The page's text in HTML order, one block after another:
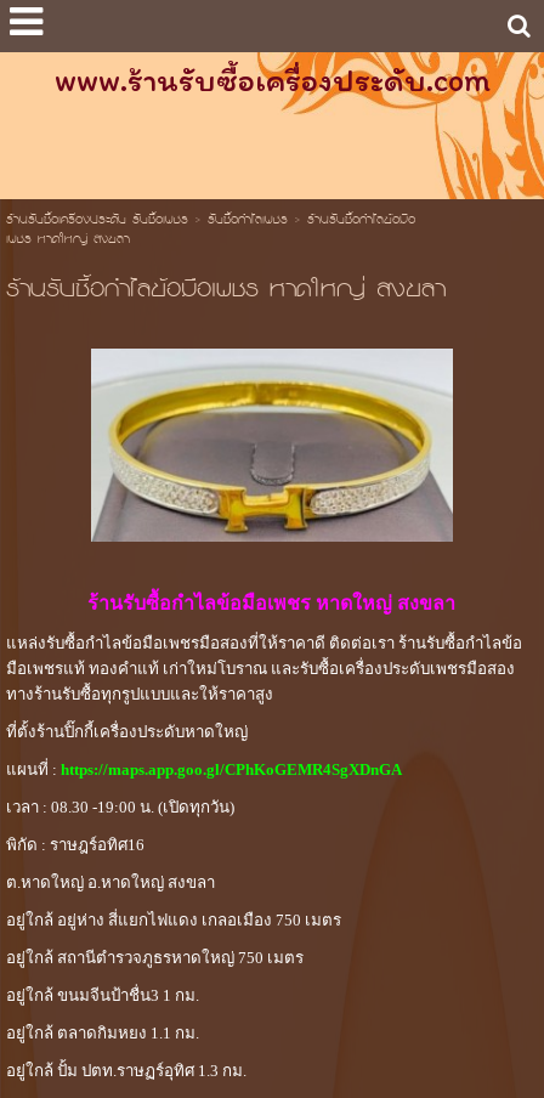
www.ร้านรับซื้อเครื่องประดับ.com
ร้านรับซื้อเครื่องประดับ รับซื้อเพชร> รับซื้อกำไลเพชร> ร้านรับซื้อกำไลข้อมือ
เพชร หาดใหญ่ สงขลา
ร้านรับซื้อกำไลข้อมือเพชร หาดใหญ่ สงขลา
ร้านรับซื้อกำไลข้อมือเพชร หาดใหญ่ สงขลา
แหล่งรับซื้อกำไลข้อมือเพชรมือสองที่ให้ราคาดี ติดต่อเรา ร้านรับซื้อกำไลข้อ
มือเพชรแท้ ทองคำแท้ เก่าใหม่โบราณ และรับซื้อเครื่องประดับเพชรมือสอง
ทางร้านรับซื้อทุกรูปแบบและให้ราคาสูง
ที่ตั้งร้านปิ๊กกี้เครื่องประดับหาดใหญ่
แผนที่ : https://maps.app.goo.gl/CPhKoGEMR4SgXDnGA
เวลา : 08.30 -19:00 น. (เปิดทุกวัน)
พิกัด : ราษฎร์อทิศ16
ต.หาดใหญ่ อ.หาดใหญ่ สงขลา
อยู่ใกล้ อยู่ห่าง สี่แยกไฟแดง เกลอเมือง 750 เมตร
อยู่ใกล้ สถานีตำรวจภูธรหาดใหญ่ 750 เมตร
อยู่ใกล้ ขนมจีนป้าชื่น3 1 กม.
อยู่ใกล้ ตลาดกิมหยง 1.1 กม.
อยู่ใกล้ ปั้ม ปตท.ราษฏร์อุทิศ 1.3 กม.